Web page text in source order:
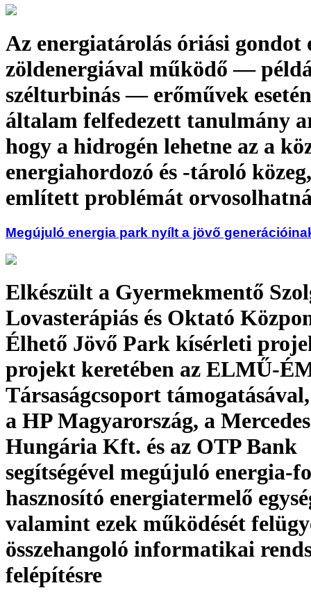
Az energiatárolás óriási gondot
zöldenergiával működő —
szélturbinás — erőművek
általam felfedezett tanulmány
hogy a hidrogén lehetne az a
energiahordozó és -tároló
említett problémát
Megújuló energia park nyílt a jövő
Elkészült a Gyermekmentő
Lovasterápiás és Oktató
Élhető Jövő Park kísérleti
projekt keretében az ELMŰ-
Társaságcsoport
a HP Magyarország, a
Hungária Kft. és az OTP Bank
segítségével megújuló energia-
hasznosító energiatermelő
valamint ezek működését
összehangoló informatikai
felépítésre